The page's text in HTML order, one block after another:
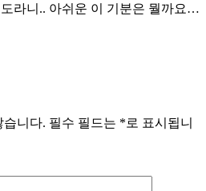
라니.. 아쉬운 이 기분은 뭘까요…
습니다. 필수 필드는 *로 표시됩니